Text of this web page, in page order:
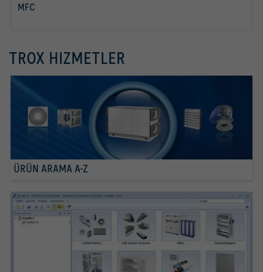
MFC
TROX HIZMETLER
ÜRÜN ARAMA A-Z